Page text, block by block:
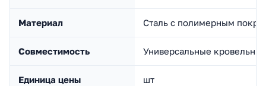
Материал Сталь с полимерным
Совместимость Универсальные
Единица цены шт